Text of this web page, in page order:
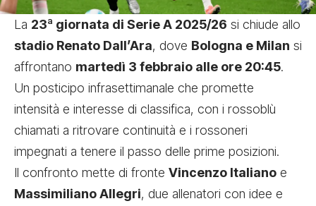
La 23ª giornata di Serie A 2025/26 si chiude allo
stadio Renato Dall’Ara, dove Bologna e Milan si
affrontano martedì 3 febbraio alle ore 20:45.
Un posticipo infrasettimanale che promette
intensità e interesse di classifica, con i rossoblù
chiamati a ritrovare continuità e i rossoneri
impegnati a tenere il passo delle prime posizioni.
Il confronto mette di fronte Vincenzo Italiano e
Massimiliano Allegri, due allenatori con idee e